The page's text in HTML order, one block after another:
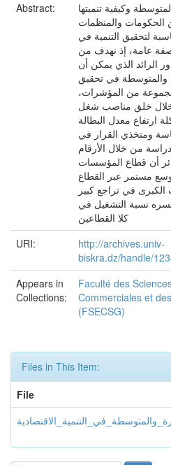
Abstract:
وكيفية تنميتها
الحكومات والمنظمات
لتحقيق التنمية في
عامة، إذ نهدف من
الرائد الذي يمكن أن
والمتوسطة في تحقيق
لمجموعة من المؤشرات،
خلال خلق مناصب شغل
ارتفاع معدل البطالة
ومتخذي القرار في
من خلال الأرقام
أن قطاع المؤسسات
مستمر عبر القطاع
في تراجع كبير
نسبة التشغيل في
كلا القطاعين
URI:
http://archives.univ-
biskra.dz/handle/
Appears in
Collections:
Faculté des
Commerciales et
(FSECSG)
Files in This Item:
File